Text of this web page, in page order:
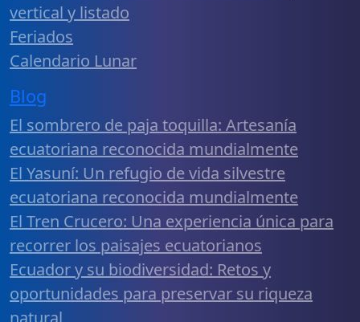
vertical y listado
Feriados
Calendario Lunar
Blog
El sombrero de paja toquilla: Artesanía
ecuatoriana reconocida mundialmente
El Yasuní: Un refugio de vida silvestre
ecuatoriana reconocida mundialmente
El Tren Crucero: Una experiencia única para
recorrer los paisajes ecuatorianos
Ecuador y su biodiversidad: Retos y
oportunidades para preservar su riqueza
natural